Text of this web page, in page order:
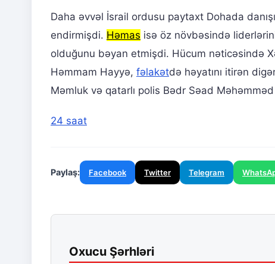
Daha əvvəl İsrail ordusu paytaxt Dohada
endirmişdi. Həmas isə öz növbəsində
olduğunu bəyan etmişdi. Hücum nəticəsində
Həmmam Hayyə, fəlakətdə həyatını itirən
Məmluk və qatarlı polis Bədr Səad
24 saat
Paylaş: Facebook Twitter Telegram
Oxucu Şərhləri